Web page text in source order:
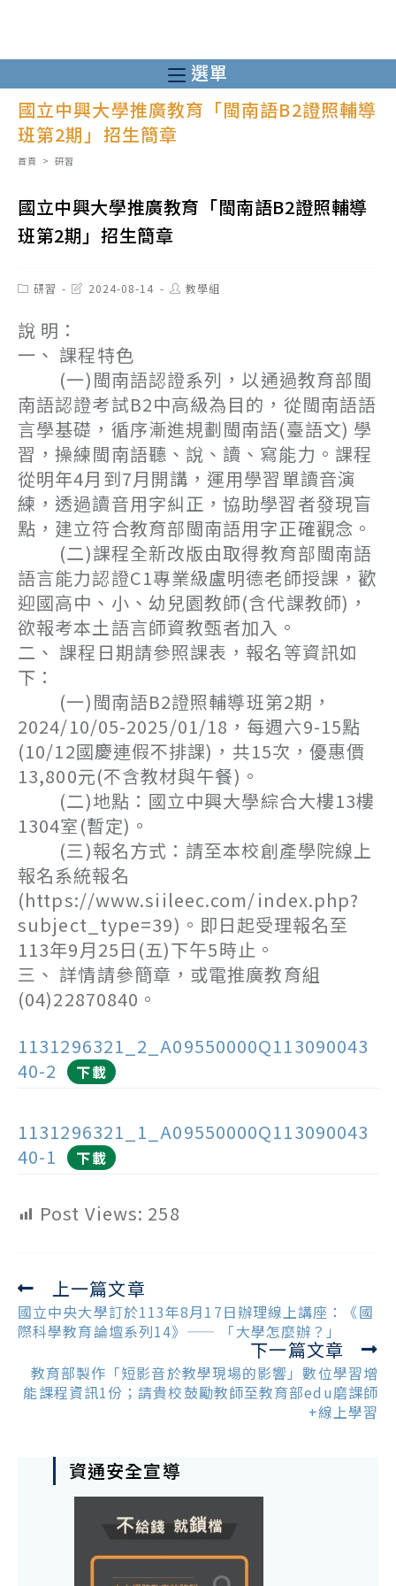
至
主
內
選單
國立中興大學推廣教育「閩南語B2證照輔導
班第2期」招生簡章
首頁 > 研習
國立中興大學推廣教育「閩南語B2證照輔導
班第2期」招生簡章
Post研習
Post2024-08-14
Post教學組
說 明：
一、 課程特色
(一)閩南語認證系列，以通過教育部閩
南語認證考試B2中高級為目的，從閩南語語
言學基礎，循序漸進規劃閩南語(臺語文) 學
習，操練閩南語聽、說、讀、寫能力。課程
從明年4月到7月開講，運用學習單讀音演
練，透過讀音用字糾正，協助學習者發現盲
點，建立符合教育部閩南語用字正確觀念。
(二)課程全新改版由取得教育部閩南語
語言能力認證C1專業級盧明德老師授課，歡
迎國高中、小、幼兒園教師(含代課教師)，
欲報考本土語言師資教甄者加入。
二、 課程日期請參照課表，報名等資訊如
下：
(一)閩南語B2證照輔導班第2期，
2024/10/05-2025/01/18，每週六9-15點
(10/12國慶連假不排課)，共15次，優惠價
13,800元(不含教材與午餐)。
(二)地點：國立中興大學綜合大樓13樓
1304室(暫定)。
(三)報名方式：請至本校創產學院線上
報名系統報名
(https://www.siileec.com/index.php?
subject_type=39)。即日起受理報名至
113年9月25日(五)下午5時止。
三、 詳情請參簡章，或電推廣教育組
(04)22870840。
1131296321_2_A09550000Q113090043
40-2
下載
1131296321_1_A09550000Q113090043
40-1
下載
Post Views: 258
Read
more
articles
上一篇文章
國立中央大學訂於113年8月17日辦理線上講座：《國
際科學教育論壇系列14》—— 「大學怎麼辦？」
下一篇文章
教育部製作「短影音於教學現場的影響」數位學習增
能課程資訊1份；請貴校鼓勵教師至教育部edu磨課師
+線上學習
資通安全宣導